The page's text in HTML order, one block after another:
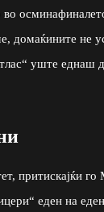
домаќините не
уште еднаш
притискајќи
еден на